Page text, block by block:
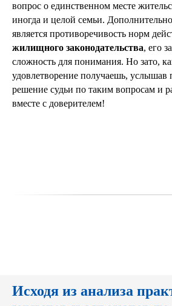
вопрос о единственном месте
иногда и целой семьи.
является противоречивость норм
жилищного законодательства, его
сложность для понимания. Но зато,
удовлетворение получаешь, услышав
решение судьи по таким вопросам и
вместе с доверителем!
Исходя из анализа